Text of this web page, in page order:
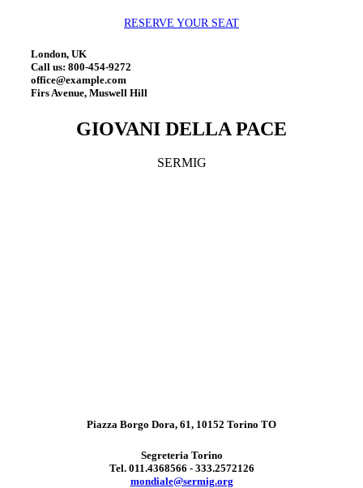
RESERVE YOUR SEAT
London, UK
Call us: 800-454-9272
office@example.com
Firs Avenue, Muswell Hill
GIOVANI DELLA PACE
SERMIG
Piazza Borgo Dora, 61, 10152 Torino TO
Segreteria Torino
Tel. 011.4368566 - 333.2572126
mondiale@sermig.org